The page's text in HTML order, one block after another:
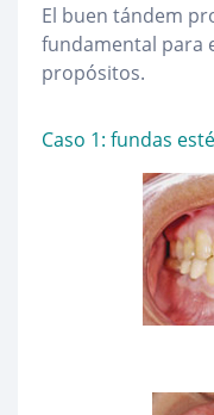
El buen tándem
fundamental para
propósitos.
Caso 1: fundas